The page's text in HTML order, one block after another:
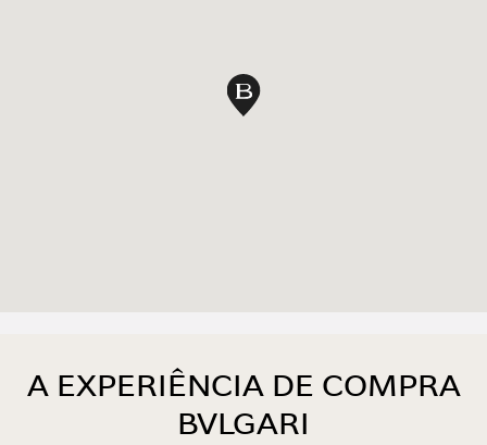
marcar no mapa
A EXPERIÊNCIA DE COMPRA
BVLGARI